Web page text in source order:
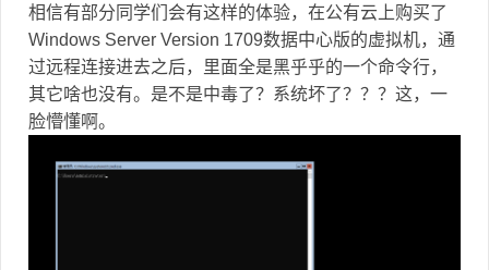
相信有部分同学们会有这样的体验，在公有云上购买了
Windows Server Version 1709数据中心版的虚拟机，通
过远程连接进去之后，里面全是黑乎乎的一个命令行，
其它啥也没有。是不是中毒了？系统坏了？？？这，一
脸懵懂啊。